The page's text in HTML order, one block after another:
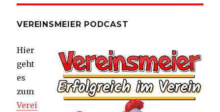
VEREINSMEIER PODCAST
Hier
geht
es
zum
Verei